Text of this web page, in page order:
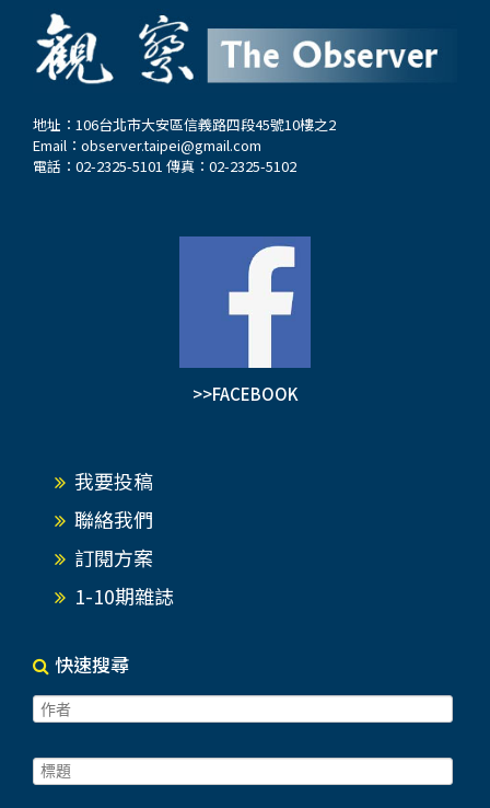
牌影響。有些雞蛋來自特定的知名牧場的放牧雞
蛋，由於品牌信譽與生產方式的保障，價格自然較
貴。…
東饒平邱氏即其中的一支。邱氏四兄弟利用北港溪
水以製作米粉為生，到了清雍正6年（1728）引三
疊溪溪水灌溉的「雙溪口大陂」，讓位居北港溪南
圍以溝渠和竹林，成為防禦型的村落；後因位在雲
嘉地區山海的交界，在道光年間（1821-1850）形
成東西蜿蜒長達一千多公尺的市街。乙未溪口戰役
的對外貿易口岸。後來閩南民眾大多從廈門港玉沙
坡出發過台灣、下南洋開墾、發展。 聚居玉沙坡
的漁民以海為田、以船為家，信仰媽祖。坐落於廈
肇祀於南明永曆16年（1662），主祀天上聖母
（媽祖）、四海龍王及風伯，故朝宗宮又俗稱龍王
宮。鄭成功曾從朝宗宮恭請三尊媽祖聖像登船護
收復台灣。最終鄭成功將三尊媽祖像，供奉於台南
正統鹿耳門聖母廟。這三尊媽祖統稱為「國姓
媽」，印證了「兩岸一家親，兩廟脈相連」的情
緣。 乾隆52年（1787）冬，閩浙總督李侍堯奏
港口一廟尤為靈應…臣因祈禱順風，亦嘗親至拈
香，應即將此廟修理，恭請御書匾、對張掛。」並
題書的匾額「恬瀾貽貺」、琺瑯五供八寶、漆挑珠
幡、御用「藏香」等皇室貢品，經多地輾轉送達朝
宗宮張掛、供奉。清廷認為媽祖為維護台灣的安定
有功，因此對朝宗宮和風神廟賜予「惠應波恬」、
「恬瀾貽貺」匾額。…
地址：106台北市大安區信義路四段45號10樓之2
Email： observer.taipei@gmail.com
電話：02-2325-5101 傳真：02-2325-5102
>>FACEBOOK
我要投稿
聯絡我們
訂閱方案
1-10期雜誌
快速搜尋